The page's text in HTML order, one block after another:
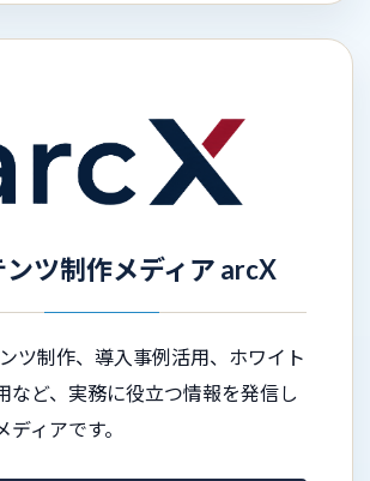
ンツ制作メディア arcX
ツ制作、導入事例活用、ホワイト
など、実務に役立つ情報を発信し
ィアです。